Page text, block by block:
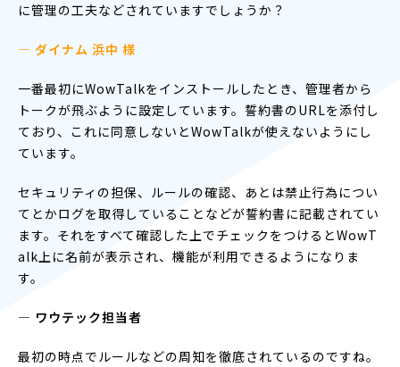
に管理の工夫などされていますでしょうか？
— ダイナム 浜中 様
一番最初にWowTalkをインストールしたとき、管理者から
トークが飛ぶように設定しています。誓約書のURLを添付し
ており、これに同意しないとWowTalkが使えないようにし
ています。
セキュリティの担保、ルールの確認、あとは禁止行為につい
てとかログを取得していることなどが誓約書に記載されてい
ます。それをすべて確認した上でチェックをつけるとWowT
alk上に名前が表示され、機能が利用できるようになりま
す。
― ワウテック担当者
最初の時点でルールなどの周知を徹底されているのですね。